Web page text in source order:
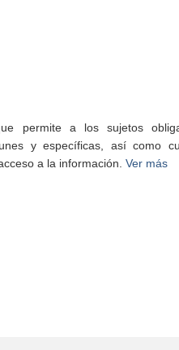
permite a los sujetos
y específicas, así como
a la información. Ver más